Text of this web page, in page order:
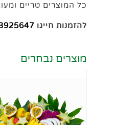
כל המוצרים טריים
להזמנות חייגו
מוצרים נבחרים